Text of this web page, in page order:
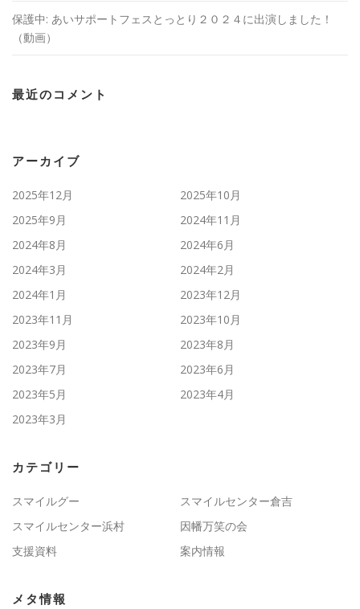
保護中: あいサポートフェスとっとり２０２４に出演しました！
（動画）
最近のコメント
アーカイブ
2025年12月
2025年10月
2025年9月
2024年11月
2024年8月
2024年6月
2024年3月
2024年2月
2024年1月
2023年12月
2023年11月
2023年10月
2023年9月
2023年8月
2023年7月
2023年6月
2023年5月
2023年4月
2023年3月
カテゴリー
スマイルグー
スマイルセンター倉吉
スマイルセンター浜村
因幡万笑の会
支援資料
案内情報
メタ情報